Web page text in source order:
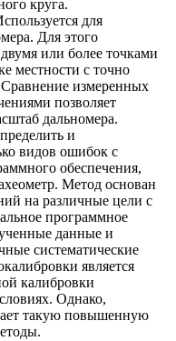
круга.
для
Для этого
или более точками
местности с точно
измеренных
позволяет
дальномера.
и
видов ошибок с
обеспечения,
Метод основан
на различные цели с
программное
данные и
систематические
является
калибровки
Однако,
такую повышенную